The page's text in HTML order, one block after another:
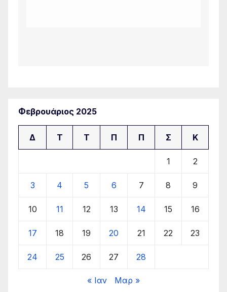
Φεβρουάριος 2025
Δ Τ Τ Π Π Σ Κ
1 2
3 4 5 6 7 8 9
10 11 12 13 14 15 16
17 18 19 20 21 22 23
24 25 26 27 28
« Ιαν Μαρ »